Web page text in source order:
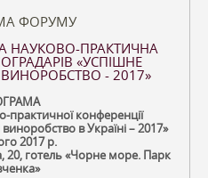
ФОРУМУ
НАУКОВО-ПРАКТИЧНА
«УСПІШНЕ
- 2017»
практичної конференції
в Україні – 2017»
2017 р.
20, готель «Чорне море. Парк